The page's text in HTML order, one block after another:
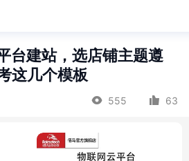
台建站，选店铺主题遵
这几个模板
555 63